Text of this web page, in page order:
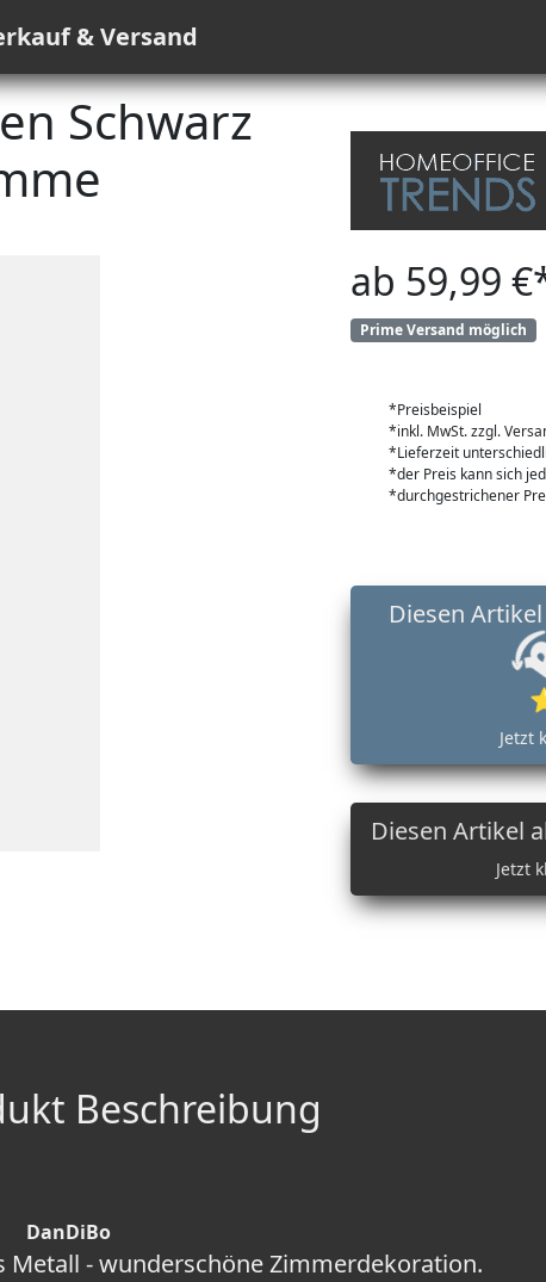
& Versand
Schwarz
ab 59,99
Prime Versand möglich
*Preisbeispiel
*inkl. MwSt. zzgl.
*Lieferzeit
*der Preis kann sich
*durchgestrichener
Jetzt
Diesen Artikel
Jetzt
Beschreibung
DanDiBo
Metall - wunderschöne Zimmerdekoration.